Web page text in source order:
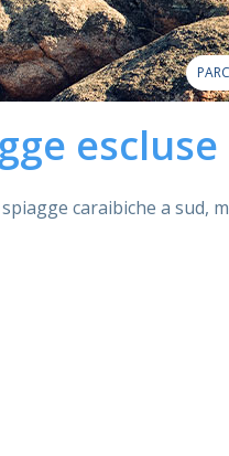
escluse
caraibiche a sud,